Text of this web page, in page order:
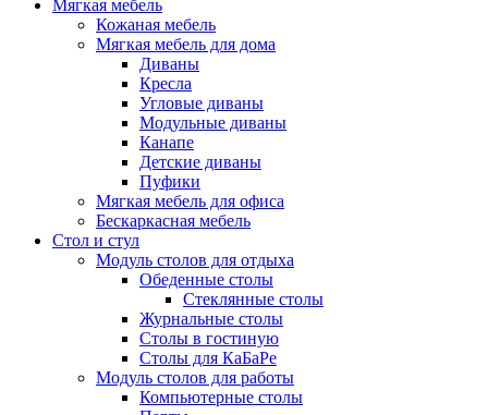
Мягкая мебель
Кожаная мебель
Мягкая мебель для дома
Диваны
Кресла
Угловые диваны
Модульные диваны
Канапе
Детские диваны
Пуфики
Мягкая мебель для офиса
Бескаркасная мебель
Стол и стул
Модуль столов для отдыха
Обеденные столы
Стеклянные столы
Журнальные столы
Столы в гостиную
Столы для КаБаРе
Модуль столов для работы
Компьютерные столы